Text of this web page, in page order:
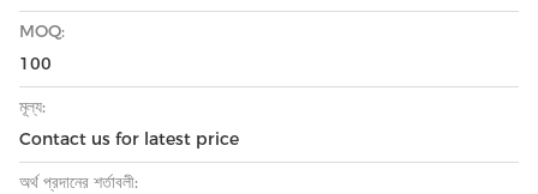
MOQ:
100
মূল্য:
Contact us for latest price
অর্থ প্রদানের শর্তাবলী: